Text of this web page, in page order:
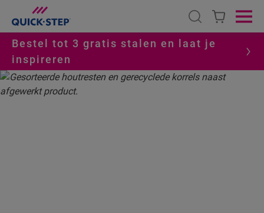
Open search
Bestel tot 3 gratis stalen en laat je
inspireren